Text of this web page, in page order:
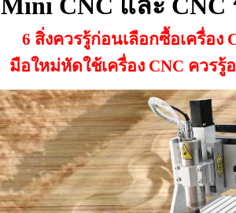
6 สิ่งควรรู้ก่อนเลือกซื้อเครื่อง
มือใหม่หัดใช้เครื่อง CNC ควรรู้